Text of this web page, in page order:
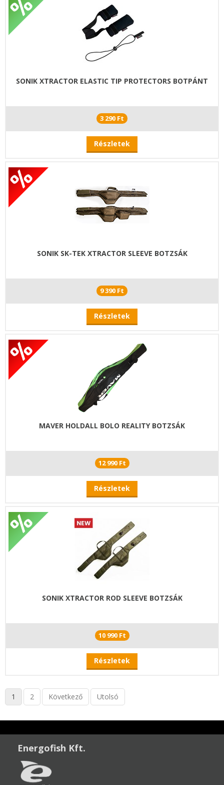
SONIK XTRACTOR ELASTIC TIP PROTECTORS BOTPÁNT
3 290 Ft
Részletek
SONIK SK-TEK XTRACTOR SLEEVE BOTZSÁK
9 390 Ft
Részletek
MAVER HOLDALL BOLO REALITY BOTZSÁK
12 990 Ft
Részletek
SONIK XTRACTOR ROD SLEEVE BOTZSÁK
10 990 Ft
Részletek
1 2 Következő Utolsó
Energofish Kft.